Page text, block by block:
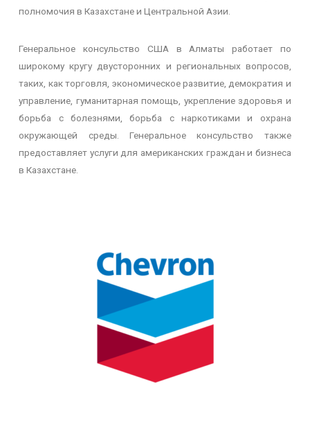
полномочия в Казахстане и Центральной Азии.
Генеральное консульство США в Алматы работает по
широкому кругу двусторонних и региональных вопросов,
таких, как торговля, экономическое развитие, демократия и
управление, гуманитарная помощь, укрепление здоровья и
борьба с болезнями, борьба с наркотиками и охрана
окружающей среды. Генеральное консульство также
предоставляет услуги для американских граждан и бизнеса
в Казахстане.